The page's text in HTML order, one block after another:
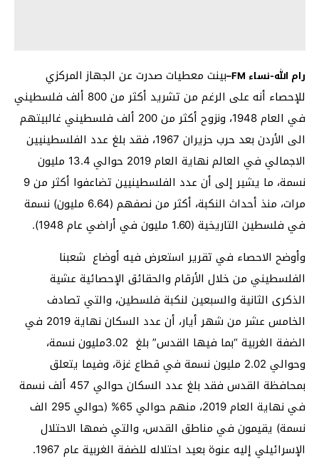
رام الله-نساء FM
–بينت معطيات صدرت عن الجهاز المركزي
للإحصاء أنه على الرغم من تشريد أكثر من 800 ألف فلسطيني
في العام 1948، ونزوح أكثر من 200 ألف فلسطيني غالبيتهم
الى الأردن بعد حرب حزيران 1967، فقد بلغ عدد الفلسطينيين
الاجمالي في العالم نهاية العام 2019 حوالي 13.4 مليون
نسمة، ما يشير إلى أن عدد الفلسطينيين تضاعفوا أكثر من 9
مرات، منذ أحداث النكبة، أكثر من نصفهم (6.64 مليون) نسمة
في فلسطين التاريخية (1.60 مليون في أراضي عام 1948).
وأوضح الاحصاء في تقرير استعرض فيه أوضاع شعبنا
الفلسطيني من خلال الأرقام والحقائق الإحصائية عشية
الذكرى الثانية والسبعين لنكبة فلسطين، والتي تصادف
الخامس عشر من شهر أيار، أن عدد السكان نهاية 2019 في
الضفة الغربية “بما فيها القدس” بلغ 3.02مليون نسمة،
وحوالي 2.02 مليون نسمة في قطاع غزة، وفيما يتعلق
بمحافظة القدس فقد بلغ عدد السكان حوالي 457 ألف نسمة
في نهاية العام 2019، منهم حوالي 65% (حوالي 295 الف
نسمة) يقيمون في مناطق القدس، والتي ضمها الاحتلال
الإسرائيلي إليه عنوة بعيد احتلاله للضفة الغربية عام 1967.